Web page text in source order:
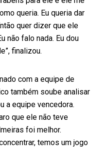
queria. Eu queria dar
quer dizer que ele
não falo nada. Eu dou
finalizou.
com a equipe de
também soube analisar
a equipe vencedora.
que ele não teve
foi melhor.
temos um jogo